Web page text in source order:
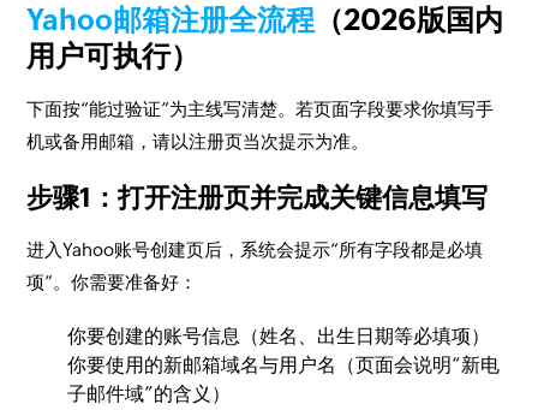
Yahoo邮箱注册全流程 （2026版国内
用户可执行）
下面按“能过验证”为主线写清楚。若页面字段要求你填写手
机或备用邮箱，请以注册页当次提示为准。
步骤1：打开注册页并完成关键信息填写
进入Yahoo账号创建页后，系统会提示“所有字段都是必填
项”。你需要准备好：
你要创建的账号信息（姓名、出生日期等必填项）
你要使用的新邮箱域名与用户名（页面会说明“新电
子邮件域”的含义）